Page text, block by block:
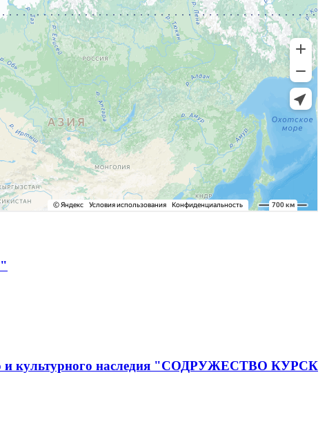
и культурного наследия "СОДРУЖЕСТВО КУРСК